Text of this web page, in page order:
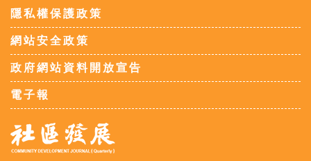
隱私權保護政策
網站安全政策
政府網站資料開放宣告
電子報